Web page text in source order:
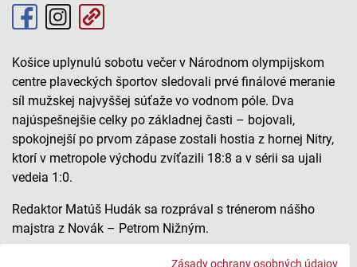
Zásady ochrany osobných údajov
Košice uplynulú sobotu večer v Národnom olympijskom
centre plaveckých športov sledovali prvé finálové meranie
síl mužskej najvyššej súťaže vo vodnom póle. Dva
najúspešnejšie celky po základnej časti – bojovali,
spokojnejší po prvom zápase zostali hostia z hornej Nitry,
ktorí v metropole východu zvíťazili 18:8 a v sérii sa ujali
vedeia 1:0.
Redaktor Matúš Hudák sa rozprával s trénerom nášho
majstra z Novák – Petrom Nižným.